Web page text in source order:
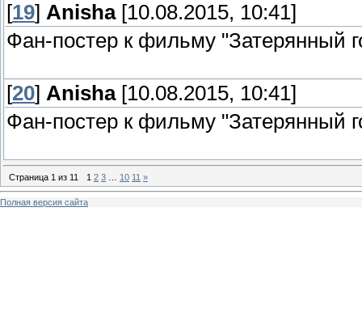
[19] Anisha[10.08.2015, 10:41]
Фан-постер к фильму "Затерянный
[20] Anisha[10.08.2015, 10:41]
Фан-постер к фильму "Затерянный
Страница 1 из 11 1 2 3 10 11 »
Полная версия сайта